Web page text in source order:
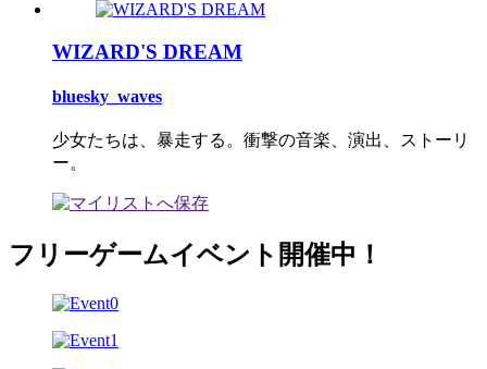
WIZARD'S DREAM
bluesky_waves
少女たちは、暴走する。衝撃の音楽、演出、ストーリ
ー。
フリーゲームイベント開催中！